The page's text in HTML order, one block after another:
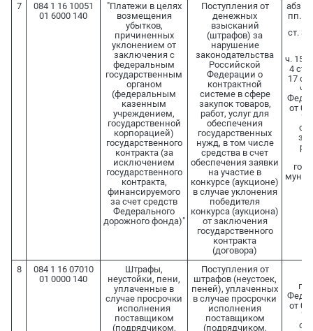
7
084 1 16 10051
01 6000 140
"Платежи в целях
возмещения
убытков,
причиненных
уклонением от
заключения с
федеральным
государственным
органом
(федеральным
казенным
учреждением,
государственной
корпорацией)
государственного
контракта (за
исключением
государственного
контракта,
финансируемого
за счет средств
Федерального
дорожного фонда)"
Поступления от
денежных
взысканий
(штрафов) за
нарушение
законодательства
Российской
Федерации о
контрактной
системе в сфере
закупок товаров,
работ, услуг для
обеспечения
государственных
нужд, в том числе
средства в счет
обеспечения заявки
на участие в
конкурсе (аукционе)
в случае уклонения
победителя
конкурса (аукциона)
от заключения
государственного
контракта
(договора)
абз. 4
пп. 6
ст.
ч. 15
4 ст.
17
ч.
от
"О
8
084 1 16 07010
01 0000 140
Штрафы,
неустойки, пени,
уплаченные в
случае просрочки
исполнения
поставщиком
(подрядчиком,
Поступления от
штрафов (неустоек,
пеней), уплаченных
в случае просрочки
исполнения
поставщиком
(подрядчиком,
п.
от
"О